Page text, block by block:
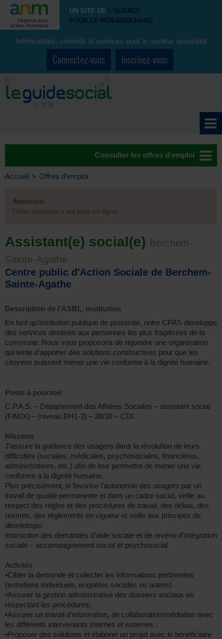
UN SITE DE L'AGENCE
POUR LE NON-MARCHAND
Informations, conseils et services pour le secteur associatif
Connectez-vous Inscrivez-vous
Consulter les offres d'emploi
Accueil > Offres d'emploi
Attention
Cette annonce n'est plus en ligne.
Assistant(e) social(e) Berchem-
Sainte-Agathe
Centre public d'Action Sociale de Berchem-
Sainte-Agathe
Description de l’ASBL, institution
En tant qu’institution publique de proximité, notre CPAS développe
des services destinés aux personnes les plus fragilisées de la
commune. Nous vous proposons de rejoindre une organisation
qui tente d’apporter des solutions constructives pour que les
citoyens puissent mener une vie conforme à la dignité humaine.
Poste à pourvoir
C.P.A.S. – Département des Affaires Sociales – assistant social
(F/M/X) – (niveau BH1-3) – 38/38 – CDI.
Missions
J’assure la guidance des usagers dans la résolution de leurs
difficultés (sociales, médicales, psychosociales, financières,
administratives, etc.) afin de leur permettre de mener une vie
conforme à la dignité humaine.
Plus précisément, je favorise l’autonomie des usagers par un
travail de qualité permanente et dans un cadre social, veille au
respect des règles et des procédures de travail, des délais, des
normes, des règlements en vigueur et veille aux principes de
déontologie.
Instruction des demandes d’aide sociale et de revenu d’intégration
sociale – accompagnement social et psychosocial
Activités
•Cibler la demande et collecter les informations pertinentes
(entretiens individuels, enquêtes sociales ou autres)
•Assurer la gestion administrative des dossiers sociaux en
respectant les procédures;
•Assurer un travail d’information, de collaboration/médiation avec
les différents intervenants internes et externes ;
•Proposer des solutions et élaborer un projet avec le bénéficiaire